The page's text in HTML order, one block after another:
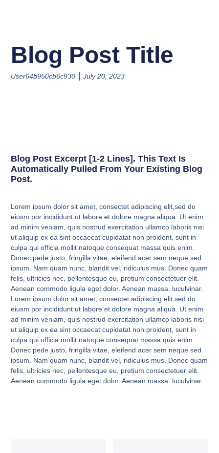
Blog Post Title
User64b950cb6c930 July 20, 2023
Blog Post Excerpt [1-2 Lines]. This Text Is
Automatically Pulled From Your Existing Blog
Post.
Lorem ipsum dolor sit amet, consectet adipiscing elit,sed do
eiusm por incididunt ut labore et dolore magna aliqua. Ut enim
ad minim veniam, quis nostrud exercitation ullamco laboris nisi
ut aliquip ex ea sint occaecat cupidatat non proident, sunt in
culpa qui officia mollit natoque consequat massa quis enim.
Donec pede justo, fringilla vitae, eleifend acer sem neque sed
ipsum. Nam quam nunc, blandit vel, ridiculus mus. Donec quam
felis, ultricies nec, pellentesque eu, pretium consectetuer elit.
Aenean commodo ligula eget dolor. Aenean massa. luculvinar.
Lorem ipsum dolor sit amet, consectet adipiscing elit,sed do
eiusm por incididunt ut labore et dolore magna aliqua. Ut enim
ad minim veniam, quis nostrud exercitation ullamco laboris nisi
ut aliquip ex ea sint occaecat cupidatat non proident, sunt in
culpa qui officia mollit natoque consequat massa quis enim.
Donec pede justo, fringilla vitae, eleifend acer sem neque sed
ipsum. Nam quam nunc, blandit vel, ridiculus mus. Donec quam
felis, ultricies nec, pellentesque eu, pretium consectetuer elit.
Aenean commodo ligula eget dolor. Aenean massa. luculvinar.